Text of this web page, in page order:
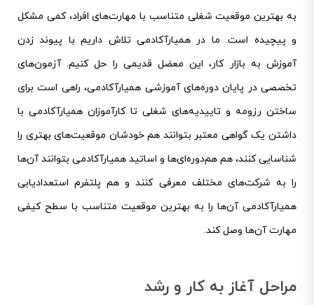
به بهترین موقعیت شغلی متناسب با مهارت‌های افراد، کمی مشکل
و پیچیده است. ما در همیار‌آکادمی تلاش داریم با پیوند زدن
آموزش به بازار کار، این معضل قدیمی را حل کنیم. آزمون‌های
تخصصی در پایان دوره‌های آموزشی همیار‌آکادمی، راهی است برای
ساختن رزومه و تاییدیه‌های شغلی تا کارآموزان همیار‌آکادمی با
داشتن یک گواهی معتبر بتوانند هم خودشان موقعیت‌های بهتری را
شناسایی کنند، هم هم‌دوره‌ای‌ها و اساتید همیار‌آکادمی بتوانند ‌آن‌ها
را به شرکت‌های مختلف معرفی کنند و هم پلتفرم استعدادیابی
همیار‌آکادمی آن‌ها را به بهترین موقعیت متناسب با سطح کیفی
مهارت آن‌ها وصل کند.
مراحل آغاز به کار و رشد